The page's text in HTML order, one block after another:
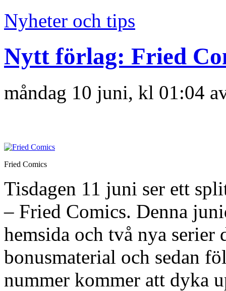
Nyheter och tips
Nytt förlag: Fried
måndag 10 juni, kl 01:04
Fried Comics
Tisdagen 11 juni ser ett
– Fried Comics. Denna
hemsida och två nya
bonusmaterial och sedan
nummer kommer att dyka